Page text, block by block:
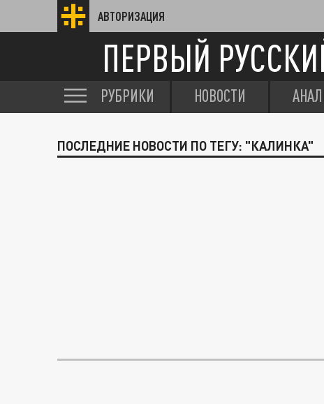
АВТОРИЗАЦИЯ
ПЕРВЫЙ
РУБРИКИ НОВОСТИ
ПОСЛЕДНИЕ НОВОСТИ ПО ТЕГУ: "КАЛИНКА"